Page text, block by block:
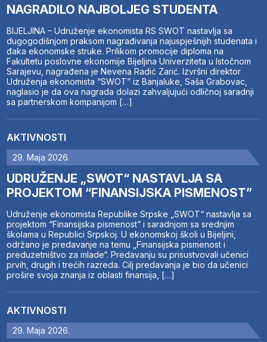
NAGRADILO NAJBOLJEG STUDENTA
BIJELJINA – Udruženje ekonomista RS SWOT nastavlja sa
dugogodišnjom praksom nagrađivanja najuspješnijih studenata i
đaka ekonomske struke. Prilikom promocije diploma na
Fakultetu poslovne ekonomije Bijeljina Univerziteta u Istočnom
Sarajevu, nagrađena je Nevena Radić Zarić. Izvršni direktor
Udruženja ekonomista “SWOT” iz Banjaluke, Saša Grabovac,
naglasio je da ova nagrada dolazi zahvaljujući odličnoj saradnji
sa partnerskom kompanijom […]
AKTIVNOSTI
29. Maja 2026.
UDRUŽENJE „SWOT“ NASTAVLJA SA
PROJEKTOM “FINANSIJSKA PISMENOST”
Udruženje ekonomista Republike Srpske „SWOT“ nastavlja sa
projektom “Finansijska pismenost” i saradnjom sa srednjim
školama u Republici Srpskoj. U ekonomskoj školi u Bijeljini,
održano je predavanje na temu „Finansijska pismenost i
preduzetništvo za mlade“. Predavanju su prisustvovali učenici
prvih, drugih i trećih razreda. Cilj predavanja je bio da učenici
prošire svoja znanja iz oblasti finansija, […]
AKTIVNOSTI
29. Maja 2026.